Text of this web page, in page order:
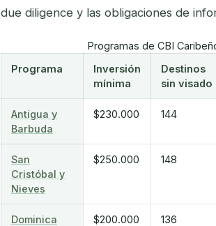
due diligence y las obligaciones de
Programas de CBI
Programa
Inversión
mínima
Destinos
sin visado
Antigua y
Barbuda
$230.000 144
San
Cristóbal y
Nieves
$250.000 148
Dominica $200.000 136